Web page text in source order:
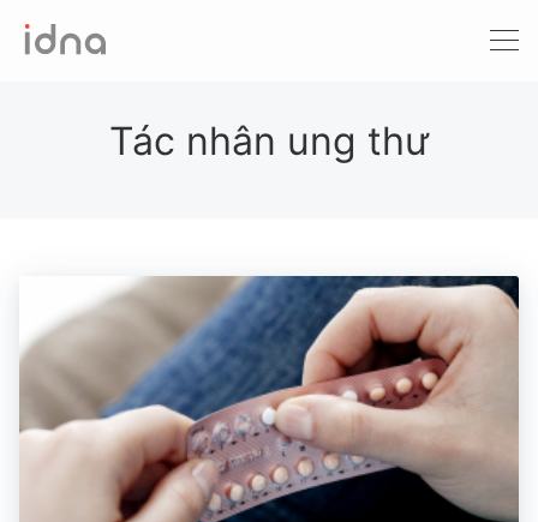
Xét nghiệm ADN
Bệnh tan máu Thalassemia
Xét nghiệm động vật
Tác nhân ung thư